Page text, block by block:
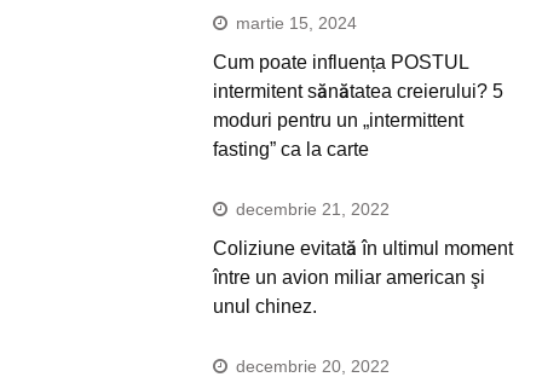
martie 15, 2024
Cum poate influența POSTUL
intermitent sănătatea creierului? 5
moduri pentru un „intermittent
fasting” ca la carte
decembrie 21, 2022
Coliziune evitată în ultimul moment
între un avion miliar american şi
unul chinez.
decembrie 20, 2022